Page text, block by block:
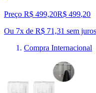
Preço R$ 499,20R$ 499,20
Ou 7x de R$ 71,31 sem juros
Compra Internacional